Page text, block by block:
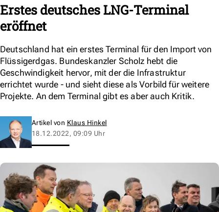
Erstes deutsches LNG-Terminal
eröffnet
Deutschland hat ein erstes Terminal für den Import von
Flüssigerdgas. Bundeskanzler Scholz hebt die
Geschwindigkeit hervor, mit der die Infrastruktur
errichtet wurde - und sieht diese als Vorbild für weitere
Projekte. An dem Terminal gibt es aber auch Kritik.
Artikel von Klaus Hinkel
18.12.2022, 09:09 Uhr